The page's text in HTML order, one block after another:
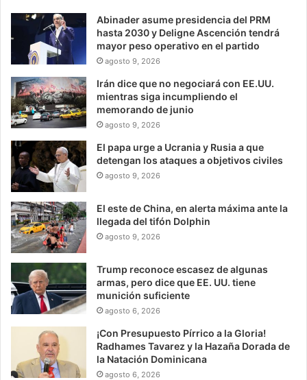
Abinader asume presidencia del PRM
hasta 2030 y Deligne Ascención tendrá
mayor peso operativo en el partido
agosto 9, 2026
Irán dice que no negociará con EE.UU.
mientras siga incumpliendo el
memorando de junio
agosto 9, 2026
El papa urge a Ucrania y Rusia a que
detengan los ataques a objetivos civiles
agosto 9, 2026
El este de China, en alerta máxima ante la
llegada del tifón Dolphin
agosto 9, 2026
Trump reconoce escasez de algunas
armas, pero dice que EE. UU. tiene
munición suficiente
agosto 6, 2026
¡Con Presupuesto Pírrico a la Gloria!
Radhames Tavarez y la Hazaña Dorada de
la Natación Dominicana
agosto 6, 2026